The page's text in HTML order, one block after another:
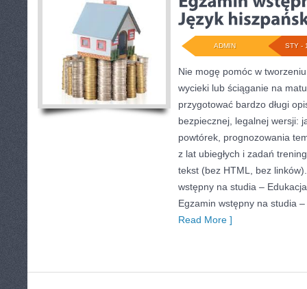
STY -
ADMIN
Nie mogę pomóc w
wycieki lub ściąganie na
przygotować bardzo długi
bezpiecznej, legalnej wersji:
powtórek, prognozowania
z lat ubiegłych i zadań
tekst (bez HTML, bez
wstępny na studia –
Egzamin wstępny na studia
Read More ]